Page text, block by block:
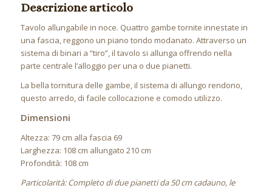
Descrizione articolo
Tavolo allungabile in noce. Quattro gambe tornite innestate in
una fascia, reggono un piano tondo modanato. Attraverso un
sistema di binari a “tiro”, il tavolo si allunga offrendo nella
parte centrale l’alloggio per una o due pianetti.
La bella tornitura delle gambe, il sistema di allungo rendono,
questo arredo, di facile collocazione e comodo utilizzo.
Dimensioni
Altezza: 79 cm alla fascia 69
Larghezza: 108 cm allungato 210 cm
Profondità: 108 cm
Particolarità: Completo di due pianetti da 50 cm cadauno, le